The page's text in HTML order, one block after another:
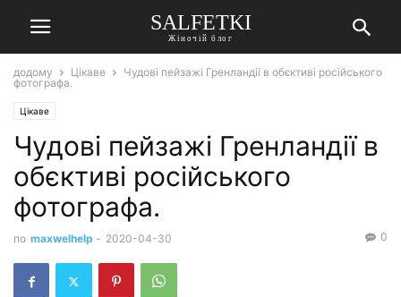
SALFETKI
Жіночій блог
додому Цікаве
Чудові пейзажі Гренландії в обєктиві російського
фотографа.
Цікаве
Чудові пейзажі Гренландії в
обєктиві російського
фотографа.
по maxwelhelp - 2020-04-30 0